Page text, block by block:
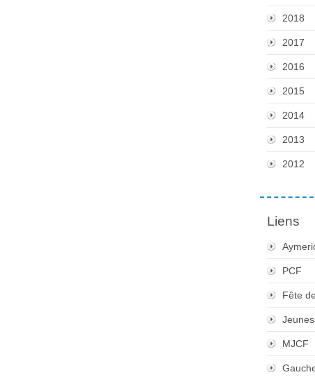
2018
2017
2016
2015
2014
2013
2012
Liens
PCF
Fête
MJCF